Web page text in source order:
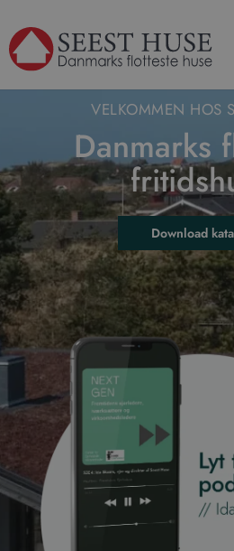
VELKOMMEN HOS
Danmarks
Download